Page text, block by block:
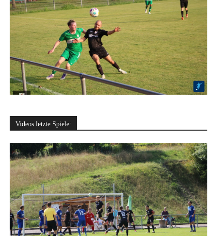
Videos letzte Spiele: